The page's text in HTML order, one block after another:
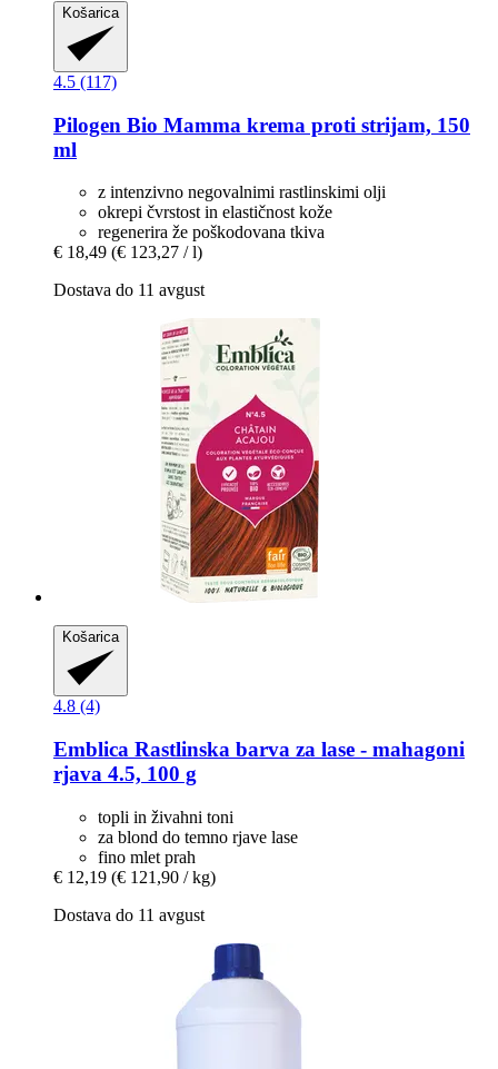
Košarica
4.5 (117)
Pilogen Bio Mamma krema proti strijam, 150
ml
z intenzivno negovalnimi rastlinskimi olji
okrepi čvrstost in elastičnost kože
regenerira že poškodovana tkiva
€ 18,49 (€ 123,27 / l)
Dostava do 11 avgust
Košarica
4.8 (4)
Emblica Rastlinska barva za lase -​ mahagoni
rjava 4.5, 100 g
topli in živahni toni
za blond do temno rjave lase
fino mlet prah
€ 12,19 (€ 121,90 / kg)
Dostava do 11 avgust